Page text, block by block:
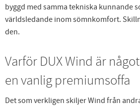
byggd med samma tekniska kunnande
världsledande inom sömnkomfort.
den.
Varför DUX Wind är
en vanlig premiumsoffa
Det som verkligen skiljer Wind från